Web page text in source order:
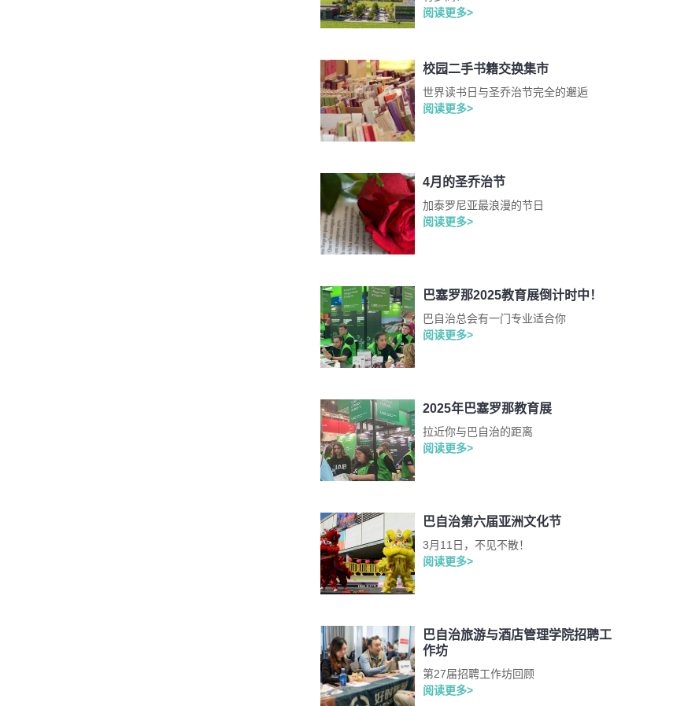
阅读更多>
校园二手书籍交换集市
世界读书日与圣乔治节完全的邂逅
阅读更多>
4月的圣乔治节
加泰罗尼亚最浪漫的节日
阅读更多>
巴塞罗那2025教育展倒计时中！
巴自治总会有一门专业适合你
阅读更多>
2025年巴塞罗那教育展
拉近你与巴自治的距离
阅读更多>
巴自治第六届亚洲文化节
3月11日，不见不散！
阅读更多>
巴自治旅游与酒店管理学院招聘工
作坊
第27届招聘工作坊回顾
阅读更多>